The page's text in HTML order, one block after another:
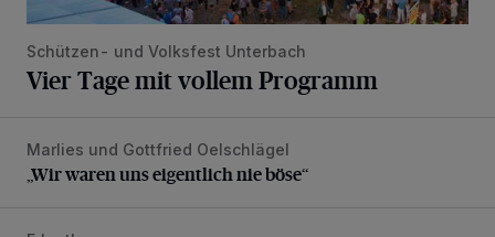
Schützen- und Volksfest Unterbach
Vier Tage mit vollem Programm
„Wir waren uns eigentlich nie böse“
Marlies und Gottfried Oelschlägel
„Wir waren uns eigentlich nie böse“